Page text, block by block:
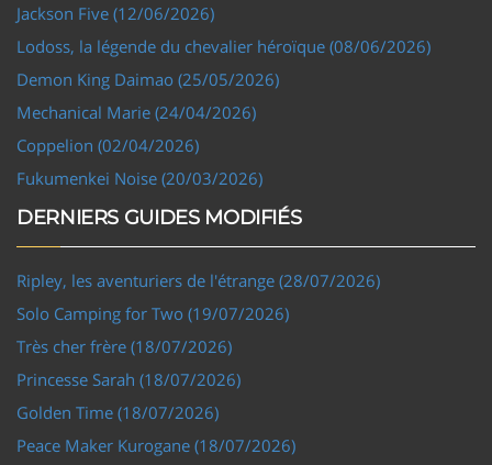
Jackson Five (12/06/2026)
Lodoss, la légende du chevalier héroïque (08/06/2026)
Demon King Daimao (25/05/2026)
Mechanical Marie (24/04/2026)
Coppelion (02/04/2026)
Fukumenkei Noise (20/03/2026)
DERNIERS GUIDES MODIFIÉS
Ripley, les aventuriers de l'étrange (28/07/2026)
Solo Camping for Two (19/07/2026)
Très cher frère (18/07/2026)
Princesse Sarah (18/07/2026)
Golden Time (18/07/2026)
Peace Maker Kurogane (18/07/2026)